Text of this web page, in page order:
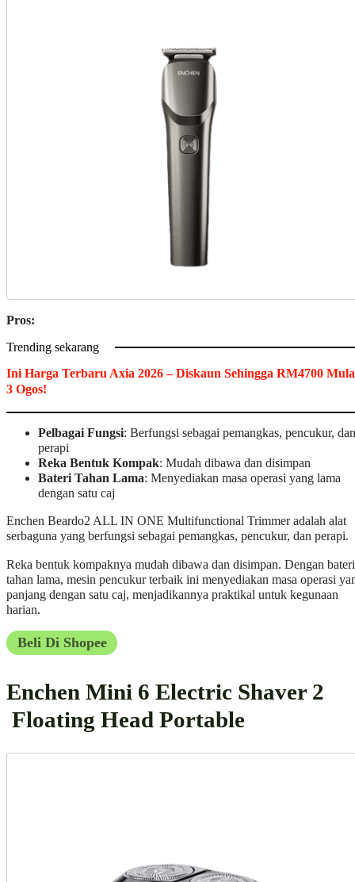
Pros:
Trending sekarang
Ini Harga Terbaru Axia 2026 – Diskaun Sehingga RM4700
3 Ogos!
Pelbagai Fungsi: Berfungsi sebagai pemangkas, pencukur, dan
perapi
Reka Bentuk Kompak: Mudah dibawa dan disimpan
Bateri Tahan Lama: Menyediakan masa operasi yang lama
dengan satu caj
Enchen Beardo2 ALL IN ONE Multifunctional Trimmer adalah alat
serbaguna yang berfungsi sebagai pemangkas, pencukur, dan perapi.
Reka bentuk kompaknya mudah dibawa dan disimpan. Dengan bateri
tahan lama, mesin pencukur terbaik ini menyediakan masa operasi
panjang dengan satu caj, menjadikannya praktikal untuk kegunaan
harian.
Beli Di Shopee
Enchen Mini 6 Electric Shaver 2
Floating Head Portable